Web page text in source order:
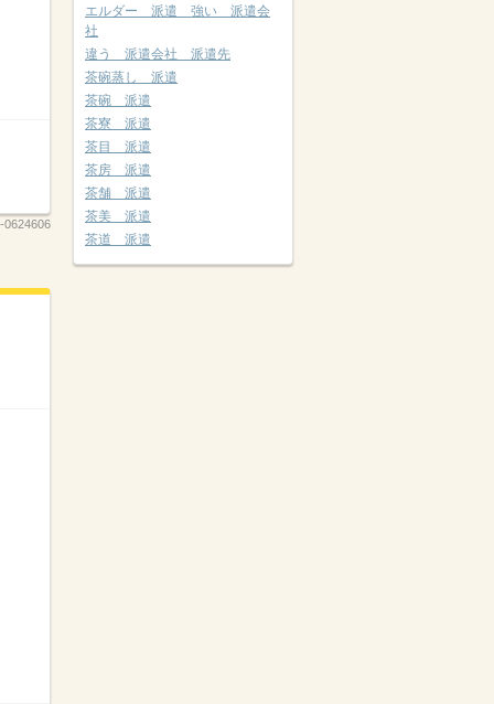
0624606
エルダー 派遣 強い 派遣会
社
違う 派遣会社 派遣先
茶碗蒸し 派遣
茶碗 派遣
茶寮 派遣
茶目 派遣
茶房 派遣
茶舗 派遣
茶美 派遣
茶道 派遣